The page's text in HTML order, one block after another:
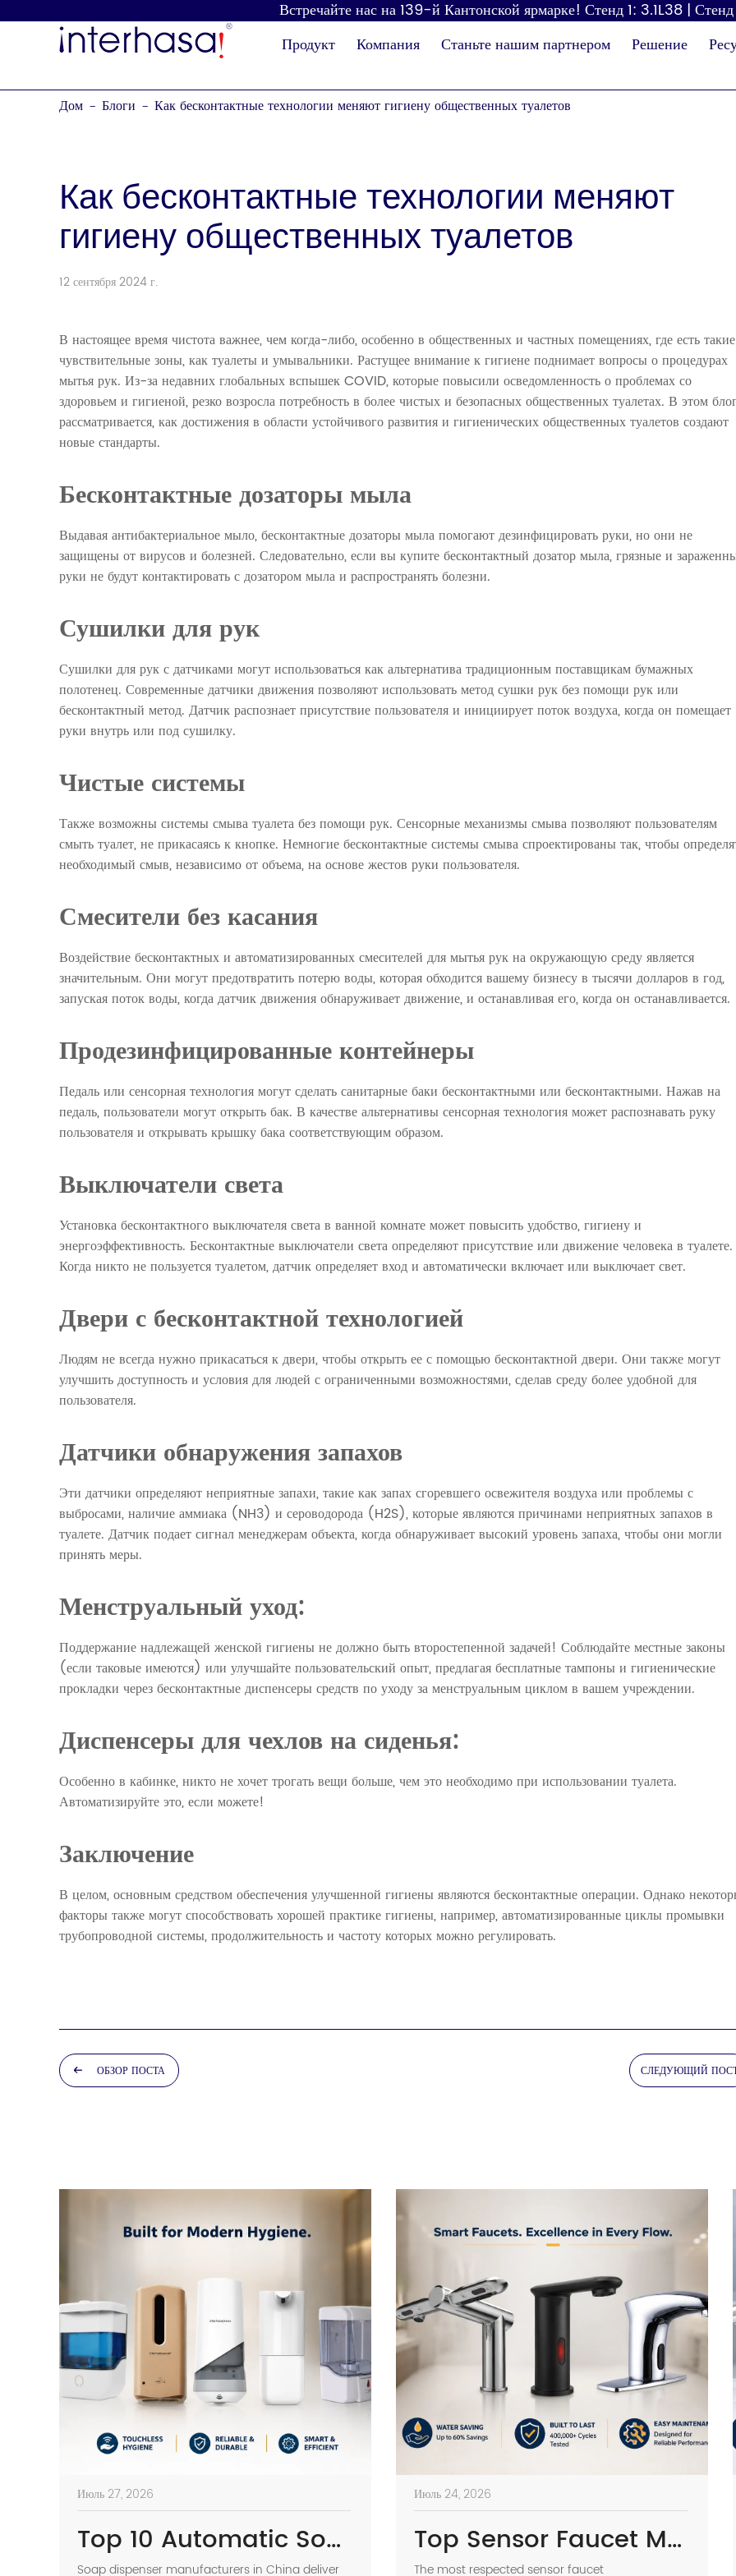
Встречайте нас на 139-й Кантонской ярмарке! Стенд 1: 3.1L38 |
Продукт
Сушилка для рук Дозатор мыла
Диспенсер для
Рельс безопасности Каталог
Компания Станьте нашим партнером Решение
Дом - Блоги - Как бесконтактные технологии меняют гигиену общественных туалетов
Как бесконтактные технологии меняют
гигиену общественных туалетов
12 сентября 2024 г.
В настоящее время чистота важнее, чем когда-либо, особенно в общественных и частных помещениях, где есть такие
чувствительные зоны, как туалеты и умывальники. Растущее внимание к гигиене поднимает вопросы о процедурах
мытья рук. Из-за недавних глобальных вспышек COVID, которые повысили осведомленность о проблемах со
здоровьем и гигиеной, резко возросла потребность в более чистых и безопасных общественных туалетах. В этом
рассматривается, как достижения в области устойчивого развития и гигиенических общественных туалетов создают
новые стандарты.
Бесконтактные дозаторы мыла
Выдавая антибактериальное мыло, бесконтактные дозаторы мыла помогают дезинфицировать руки, но они не
защищены от вирусов и болезней. Следовательно, если вы купите бесконтактный дозатор мыла, грязные и
руки не будут контактировать с дозатором мыла и распространять болезни.
Сушилки для рук
Сушилки для рук с датчиками могут использоваться как альтернатива традиционным поставщикам бумажных
полотенец. Современные датчики движения позволяют использовать метод сушки рук без помощи рук или
бесконтактный метод. Датчик распознает присутствие пользователя и инициирует поток воздуха, когда он помещает
руки внутрь или под сушилку.
Чистые системы
Также возможны системы смыва туалета без помощи рук. Сенсорные механизмы смыва позволяют пользователям
смыть туалет, не прикасаясь к кнопке. Немногие бесконтактные системы смыва спроектированы так, чтобы
необходимый смыв, независимо от объема, на основе жестов руки пользователя.
Смесители без касания
Воздействие бесконтактных и автоматизированных смесителей для мытья рук на окружающую среду является
значительным. Они могут предотвратить потерю воды, которая обходится вашему бизнесу в тысячи долларов в год,
запуская поток воды, когда датчик движения обнаруживает движение, и останавливая его, когда он останавливается.
Продезинфицированные контейнеры
Педаль или сенсорная технология могут сделать санитарные баки бесконтактными или бесконтактными. Нажав на
педаль, пользователи могут открыть бак. В качестве альтернативы сенсорная технология может распознавать руку
пользователя и открывать крышку бака соответствующим образом.
Выключатели света
Установка бесконтактного выключателя света в ванной комнате может повысить удобство, гигиену и
энергоэффективность. Бесконтактные выключатели света определяют присутствие или движение человека в туалете.
Когда никто не пользуется туалетом, датчик определяет вход и автоматически включает или выключает свет.
Двери с бесконтактной технологией
Людям не всегда нужно прикасаться к двери, чтобы открыть ее с помощью бесконтактной двери. Они также могут
улучшить доступность и условия для людей с ограниченными возможностями, сделав среду более удобной для
пользователя.
Датчики обнаружения запахов
Эти датчики определяют неприятные запахи, такие как запах сгоревшего освежителя воздуха или проблемы с
выбросами, наличие аммиака (NH3) и сероводорода (H2S), которые являются причинами неприятных запахов в
туалете. Датчик подает сигнал менеджерам объекта, когда обнаруживает высокий уровень запаха, чтобы они могли
принять меры.
Менструальный уход:
Поддержание надлежащей женской гигиены не должно быть второстепенной задачей! Соблюдайте местные законы
(если таковые имеются) или улучшайте пользовательский опыт, предлагая бесплатные тампоны и гигиенические
прокладки через бесконтактные диспенсеры средств по уходу за менструальным циклом в вашем учреждении.
Диспенсеры для чехлов на сиденья:
Особенно в кабинке, никто не хочет трогать вещи больше, чем это необходимо при использовании туалета.
Автоматизируйте это, если можете!
Заключение
В целом, основным средством обеспечения улучшенной гигиены являются бесконтактные операции. Однако
факторы также могут способствовать хорошей практике гигиены, например, автоматизированные циклы промывки
трубопроводной системы, продолжительность и частоту которых можно регулировать.
ОБЗОР ПОСТА СЛЕДУЮЩИЙ
Июль 27, 2026
Top 10 Automatic Soap Dispenser Manufacturers in China
Soap dispenser manufacturers in China deliver
Июль 24, 2026
Top Sensor Faucet Manufacturers in Europe | 2026 Buyer’s Guide
The most respected sensor faucet